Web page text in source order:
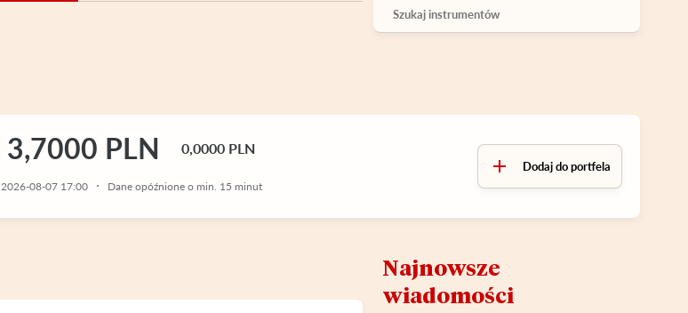
3,7000 PLN 0,0000 PLN
2026-08-07 17:00 Dane opóźnione o min. 15 minut
Dodaj do portfela
Najnowsze
wiadomości